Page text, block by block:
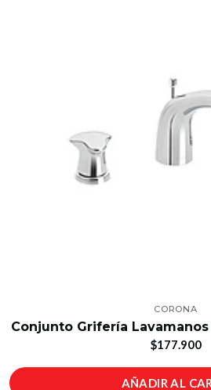
CORONA
Conjunto Grifería
$177.900
AÑADIR AL